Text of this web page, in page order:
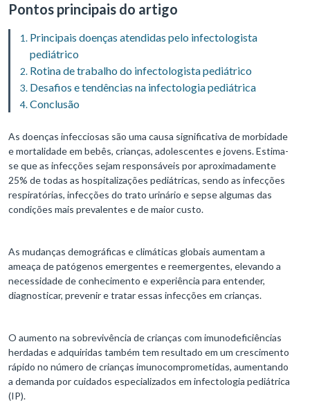
Pontos principais do artigo
Principais doenças atendidas pelo infectologista
pediátrico
Rotina de trabalho do infectologista pediátrico
Desafios e tendências na infectologia pediátrica
Conclusão
As doenças infecciosas são uma causa significativa de morbidade
e mortalidade em bebês, crianças, adolescentes e jovens. Estima-
se que as infecções sejam responsáveis por aproximadamente
25% de todas as hospitalizações pediátricas, sendo as infecções
respiratórias, infecções do trato urinário e sepse algumas das
condições mais prevalentes e de maior custo.
As mudanças demográficas e climáticas globais aumentam a
ameaça de patógenos emergentes e reemergentes, elevando a
necessidade de conhecimento e experiência para entender,
diagnosticar, prevenir e tratar essas infecções em crianças.
O aumento na sobrevivência de crianças com imunodeficiências
herdadas e adquiridas também tem resultado em um crescimento
rápido no número de crianças imunocomprometidas, aumentando
a demanda por cuidados especializados em infectologia pediátrica
(IP).